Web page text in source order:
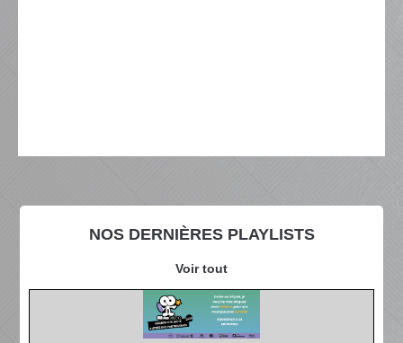
NOS DERNIÈRES PLAYLISTS
Voir tout